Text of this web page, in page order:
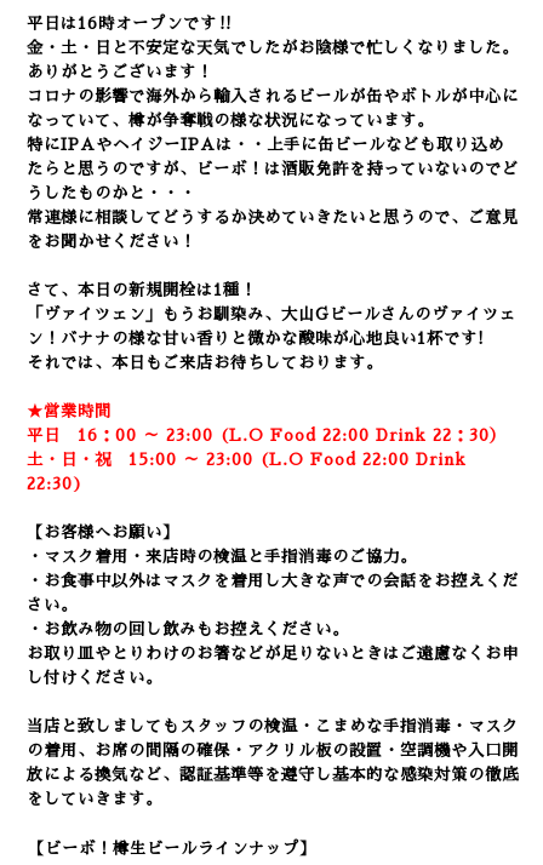
平日は16時オープンです‼
金・土・日と不安定な天気でしたがお陰様で忙しくなりました。
ありがとうございます！
コロナの影響で海外から輸入されるビールが缶やボトルが中心に
なっていて、樽が争奪戦の様な状況になっています。
特にIPAやヘイジーIPAは・・上手に缶ビールなども取り込め
たらと思うのですが、ビーボ！は酒販免許を持っていないのでど
うしたものかと・・・
常連様に相談してどうするか決めていきたいと思うので、ご意見
をお聞かせください！
さて、本日の新規開栓は1種！
「ヴァイツェン」もうお馴染み、大山Gビールさんのヴァイツェ
ン！バナナの様な甘い香りと微かな酸味が心地良い1杯です!
それでは、本日もご来店お待ちしております。
★営業時間
平日 16：00 ～ 23:00 (L.O Food 22:00 Drink 22：30）
土・日・祝 15:00 ～ 23:00 (L.O Food 22:00 Drink
22:30)
【お客様へお願い】
・マスク着用・来店時の検温と手指消毒のご協力。
・お食事中以外はマスクを着用し大きな声での会話をお控えくだ
さい。
・お飲み物の回し飲みもお控えください。
お取り皿やとりわけのお箸などが足りないときはご遠慮なくお申
し付けください。
当店と致しましてもスタッフの検温・こまめな手指消毒・マスク
の着用、 お席の間隔の確保・アクリル板の設置・空調機や入口開
放による換気など、認証基準等を遵守し基本的な感染対策の徹底
をしていきます。
【ビーボ！樽生ビールラインナップ】